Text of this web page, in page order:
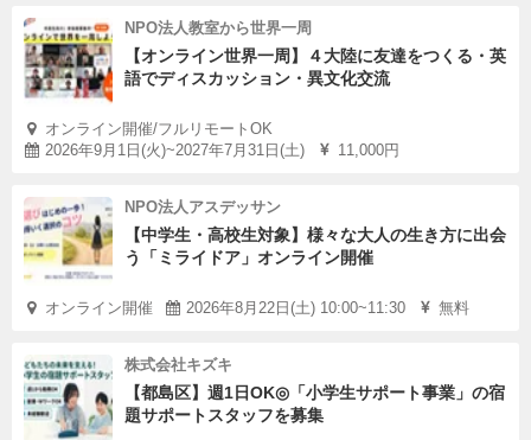
NPO法人教室から世界一周
【オンライン世界一周】４大陸に友達をつくる・英
語でディスカッション・異文化交流
オンライン開催/フルリモートOK
2026年9月1日(火)~2027年7月31日(土)
11,000円
NPO法人アスデッサン
【中学生・高校生対象】様々な大人の生き方に出会
う「ミライドア」オンライン開催
オンライン開催 2026年8月22日(土) 10:00~11:30 無料
株式会社キズキ
【都島区】週1日OK◎「小学生サポート事業」の宿
題サポートスタッフを募集